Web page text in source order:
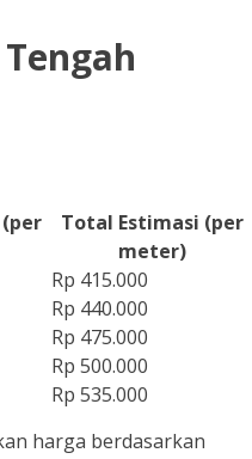
Total Estimasi (per
meter)
Rp 415.000
Rp 440.000
Rp 475.000
Rp 500.000
Rp 535.000
harga berdasarkan